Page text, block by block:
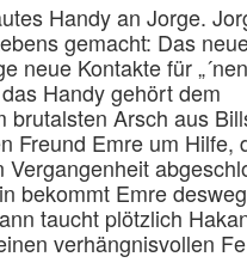
Handy an Jorge.
gemacht: Das
neue Kontakte für
Handy gehört dem
brutalsten Arsch aus
Freund Emre um Hilfe,
bekommt Emre
taucht plötzlich
verhängnisvollen